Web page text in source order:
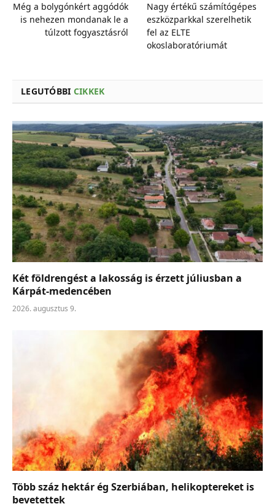
Még a bolygónkért aggódók
is nehezen mondanak le a
túlzott fogyasztásról
Nagy értékű számítógépes
eszközparkkal szerelhetik
fel az ELTE
okoslaboratóriumát
LEGUTÓBBI CIKKEK
Két földrengést a lakosság is érzett júliusban a
Kárpát-medencében
2026. augusztus 9.
Több száz hektár ég Szerbiában, helikoptereket is
bevetettek